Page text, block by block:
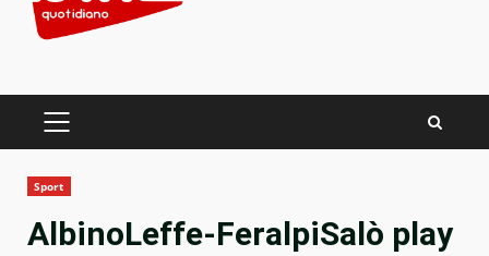
PRIMARY
Sport
AlbinoLeffe-FeralpiSalò play